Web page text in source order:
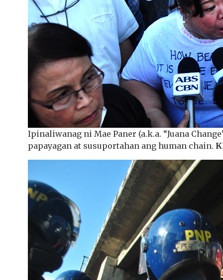
Ipinaliwanag ni Mae Paner (a.k.a. “Juana
papayagan at susuportahan ang human chain.